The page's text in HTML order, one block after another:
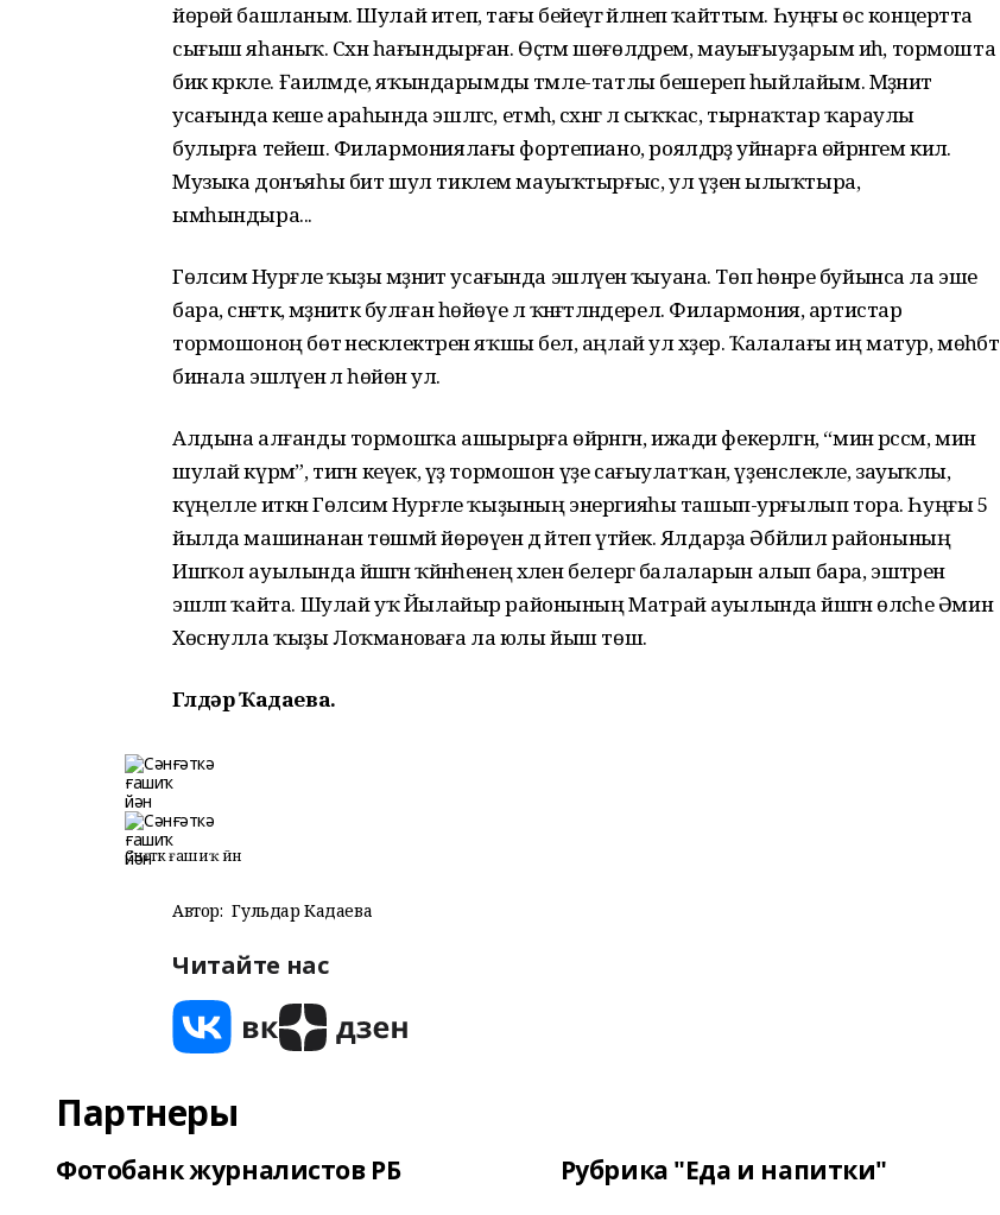
йөрөй башланым. Шулай итеп, тағы бейеүгә әйләнеп ҡайттым. Һуңғы өс концертта
сығыш яһаныҡ. Сәхнә һағындырған. Өҫтәмә шөғөлдәрем, мауығыуҙарым иһә, тормошта
бик кәрәкле. Ғаиләмде, яҡындарымды тәмле-татлы бешереп һыйлайым. Мәҙәниәт
усағында кеше араһында эшләгәс, етмәһә, сәхнәгә лә сыҡҡас, тырнаҡтар ҡараулы
булырға тейеш. Филармониялағы фортепиано, роялдәрҙә уйнарға өйрәнгем килә.
Музыка донъяһы бит шул тиклем мауыҡтырғыс, ул үҙенә ылыҡтыра,
ымһындыра...
Гөлсимә Нурғәле ҡыҙы мәҙәниәт усағында эшләүенә ҡыуана. Төп һөнәре буйынса ла эше
бара, сәнғәткә, мәҙәниәткә булған һөйөүе лә ҡәнәғәтләндерелә. Филармония, артистар
тормошоноң бөтә нескәлектәрен яҡшы белә, аңлай ул хәҙер. Ҡалалағы иң матур, мөһәбәт
бинала эшләүенә лә һөйөнә ул.
Алдына алғанды тормошҡа ашырырға өйрәнгән, ижади фекерләгән, “мин рәссәм, мин
шулай күрәм”, тигән кеүек, үҙ тормошон үҙе сағыулатҡан, үҙенсәлекле, зауыҡлы,
күңелле иткән Гөлсимә Нурғәле ҡыҙының энергияһы ташып-урғылып тора. Һуңғы 5
йылда машинанан төшмәй йөрөүен дә әйтеп үтәйек. Ялдарҙа Әбйәлил районының
Ишҡол ауылында йәшәгән ҡәйнәһенең хәлен белергә балаларын алып бара, эштәрен
эшләп ҡайта. Шулай уҡ Йылайыр районының Матрай ауылында йәшәгән өләсәһе Әминә
Хөснулла ҡыҙы Лоҡмановаға ла юлы йыш төшә.
Гөлдәр Ҡадаева.
Сәнғәткә ғашиҡ йән
Автор: Гульдар Кадаева
Читайте нас
Партнеры
Фотобанк журналистов РБ Рубрика "Еда и напитки"